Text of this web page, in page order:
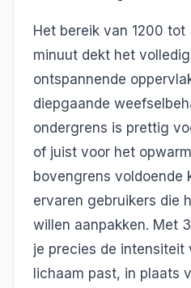
Het bereik van 1200
minuut dekt het
ontspannende
diepgaande
ondergrens is prettig
of juist voor het
bovengrens voldoende
ervaren gebruikers die
willen aanpakken. Met
je precies de intensiteit
lichaam past, in plaats